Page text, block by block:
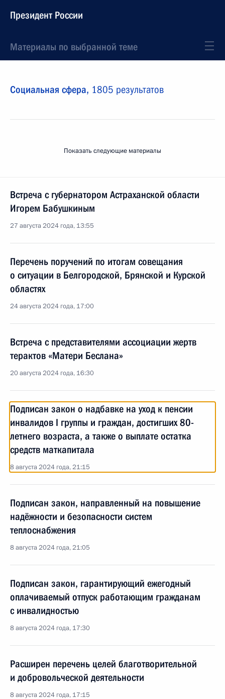
Президент России
Материалы по выбранной теме
Социальная сфера, 1805 результатов
Показать следующие материалы
Встреча с губернатором Астраханской области
Игорем Бабушкиным
27 августа 2024 года, 13:55
Перечень поручений по итогам совещания
о ситуации в Белгородской, Брянской и Курской
областях
24 августа 2024 года, 17:00
Встреча с представителями ассоциации жертв
терактов «Матери Беслана»
20 августа 2024 года, 16:30
Подписан закон о надбавке на уход к пенсии
инвалидов I группы и граждан, достигших 80-
летнего возраста, а также о выплате остатка
средств маткапитала
8 августа 2024 года, 21:15
Подписан закон, направленный на повышение
надёжности и безопасности систем
теплоснабжения
8 августа 2024 года, 21:05
Подписан закон, гарантирующий ежегодный
оплачиваемый отпуск работающим гражданам
с инвалидностью
8 августа 2024 года, 17:30
Расширен перечень целей благотворительной
и добровольческой деятельности
8 августа 2024 года, 17:15